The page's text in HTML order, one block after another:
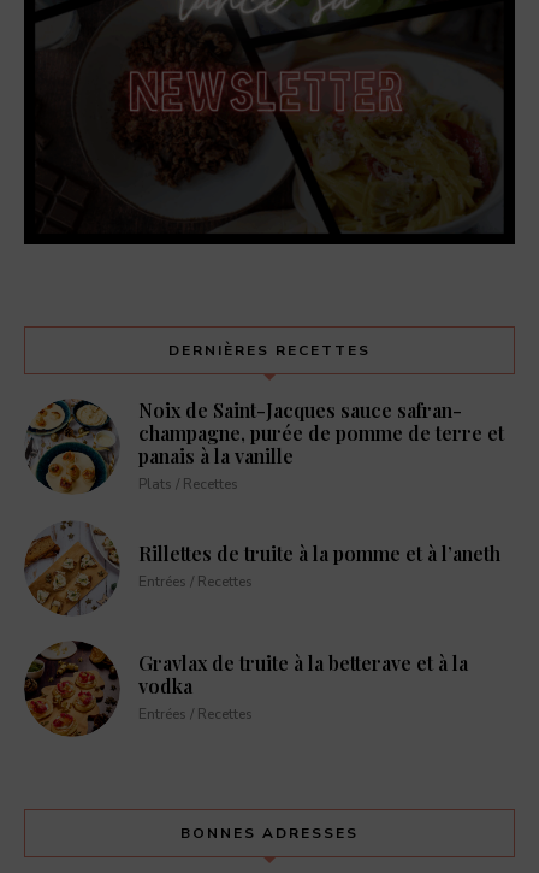
DERNIÈRES RECETTES
Noix de Saint-Jacques sauce safran-
champagne, purée de pomme de terre et
panais à la vanille
Plats / Recettes
Rillettes de truite à la pomme et à l’aneth
Entrées / Recettes
Gravlax de truite à la betterave et à la
vodka
Entrées / Recettes
BONNES ADRESSES